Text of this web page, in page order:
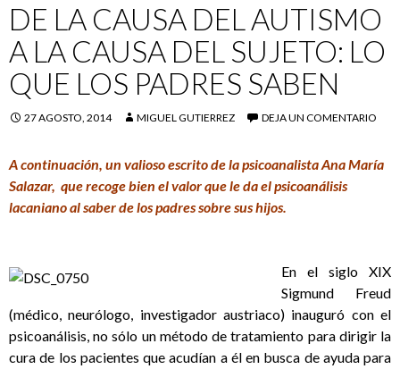
DE LA CAUSA DEL AUTISMO
A LA CAUSA DEL SUJETO: LO
QUE LOS PADRES SABEN
27 AGOSTO, 2014 MIGUEL GUTIERREZ DEJA UN COMENTARIO
A continuación, un valioso escrito de la psicoanalista Ana María
Salazar, que recoge bien el valor que le da el psicoanálisis
lacaniano al saber de los padres sobre sus hijos.
En el siglo XIX
Sigmund Freud
(médico, neurólogo, investigador austriaco) inauguró con el
psicoanálisis, no sólo un método de tratamiento para dirigir la
cura de los pacientes que acudían a él en busca de ayuda para